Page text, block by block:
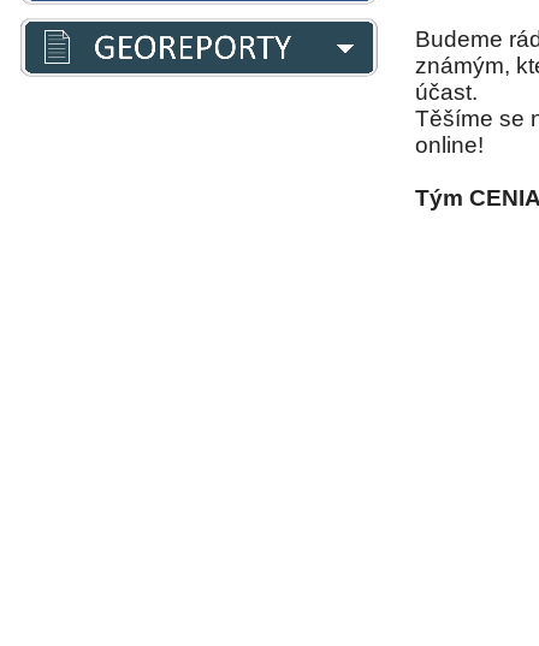
Budeme
známým,
účast.
Těšíme se
online!
Tým